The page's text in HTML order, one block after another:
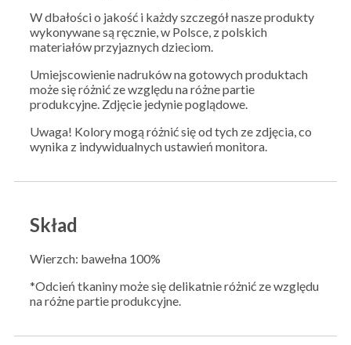
W dbałości o jakość i każdy szczegół nasze produkty
wykonywane są ręcznie, w Polsce, z polskich
materiałów przyjaznych dzieciom.
Umiejscowienie nadruków na gotowych produktach
może się różnić ze względu na różne partie
produkcyjne. Zdjęcie jedynie poglądowe.
Uwaga! Kolory mogą różnić się od tych ze zdjęcia, co
wynika z indywidualnych ustawień monitora.
Skład
Wierzch: bawełna 100%
*Odcień tkaniny może się delikatnie różnić ze względu
na różne partie produkcyjne.